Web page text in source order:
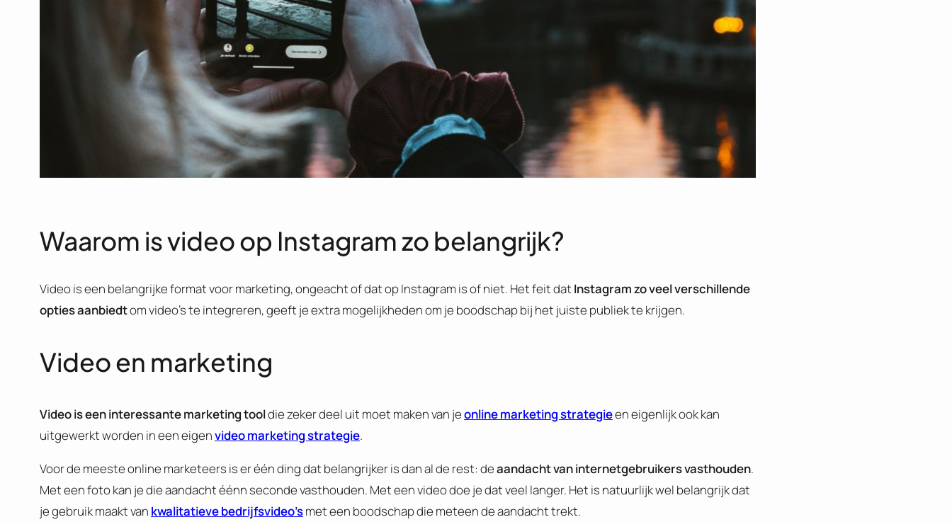
Waarom is video op Instagram zo belangrijk?
Video is een belangrijke format voor marketing, ongeacht of dat op Instagram is of niet. Het feit dat Instagram zo veel verschillende
opties aanbiedtom video’s te integreren, geeft je extra mogelijkheden om je boodschap bij het juiste publiek te krijgen.
Video en marketing
Video is een interessante marketing tooldie zeker deel uit moet maken van jeonline marketing strategieen eigenlijk ook kan
uitgewerkt worden in een eigenvideo marketing strategie.
Voor de meeste online marketeers is er één ding dat belangrijker is dan al de rest: deaandacht van internetgebruikers vasthouden.
Met een foto kan je die aandacht éénn seconde vasthouden. Met een video doe je dat veel langer. Het is natuurlijk wel belangrijk dat
je gebruik maakt van kwalitatieve bedrijfsvideo’smet een boodschap die meteen de aandacht trekt.